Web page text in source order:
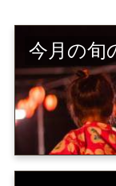
今月の旬